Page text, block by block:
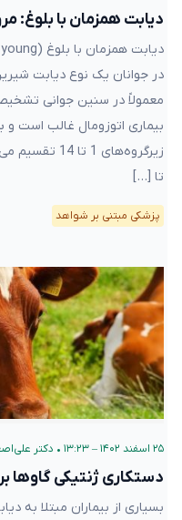
دیابت همزمان با بلوغ:
در جوانان یک نوع دیابت
معمولاً در سنین جوانی
بیماری اتوزومال غالب است
تا […]
پزشکی مبتنی بر شواهد
۲۵ اسفند ۱۴۰۲ – ۱۳:۲۳ • دکتر
دستکاری ژنتیکی گاوها
بسیاری از بیماران مبتلا به